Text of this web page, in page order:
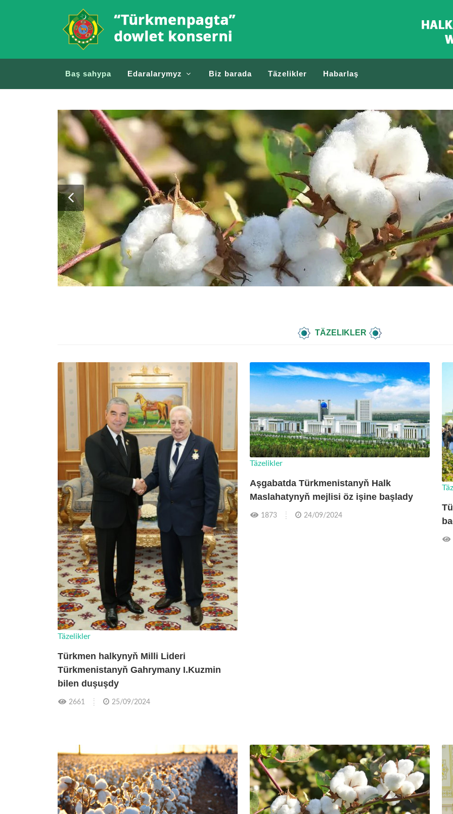
Baş sahypa Edaralarymyz Biz barada Täzelikler Habarlaş
TÄZELIKLER
Täzelikler
Türkmen halkynyň Milli Lideri
Türkmenistanyň Gahrymany I.Kuzmin
bilen duşuşdy
2661 25/09/2024
Täzelikler
Aşgabatda Türkmenistanyň Halk
Maslahatynyň mejlisi öz işine başlady
1873 24/09/2024